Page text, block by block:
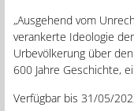
„Ausgehend vom
verankerte Ideologie
Urbevölkerung über
600 Jahre Geschichte,
Verfügbar bis 31/05/